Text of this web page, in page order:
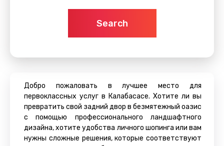
Search
Добро пожаловать в лучшее место для
первоклассных услуг в Калабасасе. Хотите ли вы
превратить свой задний двор в безмятежный оазис
с помощью профессионального ландшафтного
дизайна, хотите удобства личного шопинга или вам
нужны сложные решения, которые соответствуют